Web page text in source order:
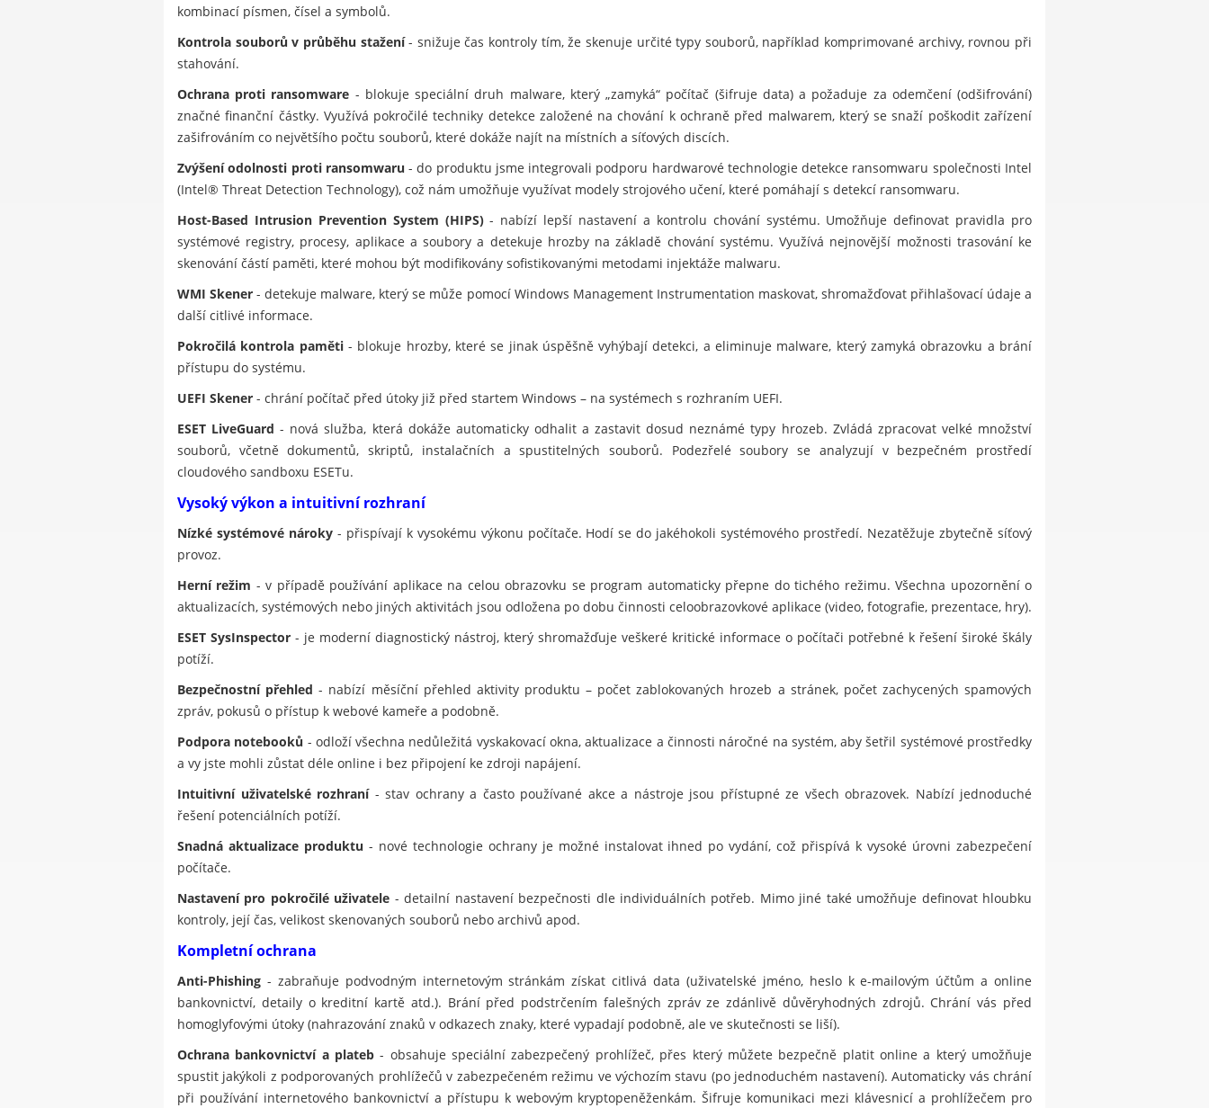
kombinací písmen, čísel a symbolů.
Kontrola souborů v průběhu stažení- snižuje čas kontroly tím, že skenuje určité typy souborů, například komprimované archivy, rovnou při
stahování.
Ochrana proti ransomware - blokuje speciální druh malware, který „zamyká“ počítač (šifruje data) a požaduje za odemčení (odšifrování)
značné finanční částky. Využívá pokročilé techniky detekce založené na chování k ochraně před malwarem, který se snaží poškodit zařízení
zašifrováním co největšího počtu souborů, které dokáže najít na místních a síťových discích.
Zvýšení odolnosti proti ransomwaru - do produktu jsme integrovali podporu hardwarové technologie detekce ransomwaru společnosti Intel
(Intel® Threat Detection Technology), což nám umožňuje využívat modely strojového učení, které pomáhají s detekcí ransomwaru.
Host-Based Intrusion Prevention System (HIPS)- nabízí lepší nastavení a kontrolu chování systému. Umožňuje definovat pravidla pro
systémové registry, procesy, aplikace a soubory a detekuje hrozby na základě chování systému. Využívá nejnovější možnosti trasování ke
skenování částí paměti, které mohou být modifikovány sofistikovanými metodami injektáže malwaru.
WMI Skener - detekuje malware, který se může pomocí Windows Management Instrumentation maskovat, shromažďovat přihlašovací údaje a
další citlivé informace.
Pokročilá kontrola paměti- blokuje hrozby, které se jinak úspěšně vyhýbají detekci, a eliminuje malware, který zamyká obrazovku a brání
přístupu do systému.
UEFI Skener - chrání počítač před útoky již před startem Windows – na systémech s rozhraním UEFI.
ESET LiveGuard - nová služba, která dokáže automaticky odhalit a zastavit dosud neznámé typy hrozeb. Zvládá zpracovat velké množství
souborů, včetně dokumentů, skriptů, instalačních a spustitelných souborů. Podezřelé soubory se analyzují v bezpečném prostředí
cloudového sandboxu ESETu.
Vysoký výkon a intuitivní rozhraní
Nízké systémové nároky- přispívají k vysokému výkonu počítače. Hodí se do jakéhokoli systémového prostředí. Nezatěžuje zbytečně síťový
provoz.
Herní režim - v případě používání aplikace na celou obrazovku se program automaticky přepne do tichého režimu. Všechna upozornění o
aktualizacích, systémových nebo jiných aktivitách jsou odložena po dobu činnosti celoobrazovkové aplikace (video, fotografie, prezentace, hry).
ESET SysInspector - je moderní diagnostický nástroj, který shromažďuje veškeré kritické informace o počítači potřebné k řešení široké škály
potíží.
Bezpečnostní přehled - nabízí měsíční přehled aktivity produktu – počet zablokovaných hrozeb a stránek, počet zachycených spamových
zpráv, pokusů o přístup k webové kameře a podobně.
Podpora notebooků - odloží všechna nedůležitá vyskakovací okna, aktualizace a činnosti náročné na systém, aby šetřil systémové prostředky
a vy jste mohli zůstat déle online i bez připojení ke zdroji napájení.
Intuitivní uživatelské rozhraní- stav ochrany a často používané akce a nástroje jsou přístupné ze všech obrazovek. Nabízí jednoduché
řešení potenciálních potíží.
Snadná aktualizace produktu - nové technologie ochrany je možné instalovat ihned po vydání, což přispívá k vysoké úrovni zabezpečení
počítače.
Nastavení pro pokročilé uživatele - detailní nastavení bezpečnosti dle individuálních potřeb. Mimo jiné také umožňuje definovat hloubku
kontroly, její čas, velikost skenovaných souborů nebo archivů apod.
Kompletní ochrana
Anti-Phishing - zabraňuje podvodným internetovým stránkám získat citlivá data (uživatelské jméno, heslo k e-mailovým účtům a online
bankovnictví, detaily o kreditní kartě atd.). Brání před podstrčením falešných zpráv ze zdánlivě důvěryhodných zdrojů. Chrání vás před
homoglyfovými útoky (nahrazování znaků v odkazech znaky, které vypadají podobně, ale ve skutečnosti se liší).
Ochrana bankovnictví a plateb - obsahuje speciální zabezpečený prohlížeč, přes který můžete bezpečně platit online a který umožňuje
spustit jakýkoli z podporovaných prohlížečů v zabezpečeném režimu ve výchozím stavu (po jednoduchém nastavení). Automaticky vás chrání
při používání internetového bankovnictví a přístupu k webovým kryptopeněženkám. Šifruje komunikaci mezi klávesnicí a prohlížečem pro